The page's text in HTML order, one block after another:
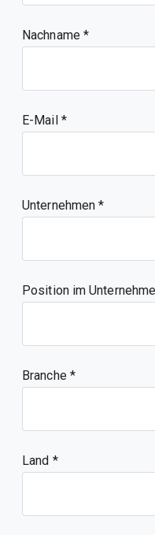
Nachname
E-Mail
Unternehmen
Position im
Branche *
Land *